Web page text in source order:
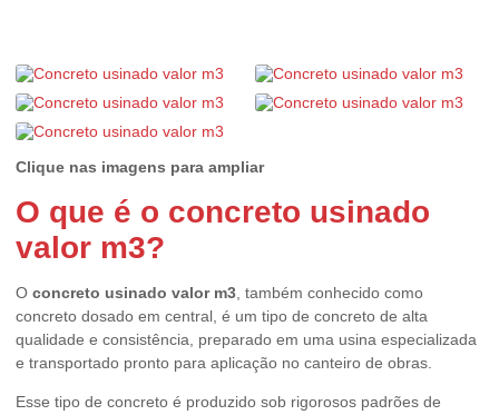
Clique nas imagens para ampliar
O que é o concreto usinado
valor m3?
O concreto usinado valor m3 , também conhecido como
concreto dosado em central, é um tipo de concreto de alta
qualidade e consistência, preparado em uma usina especializada
e transportado pronto para aplicação no canteiro de obras.
Esse tipo de concreto é produzido sob rigorosos padrões de